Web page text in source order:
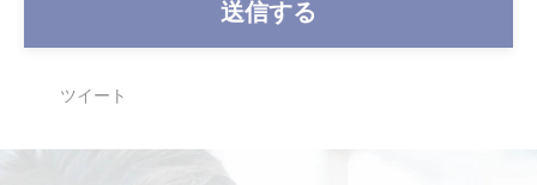
ツイート